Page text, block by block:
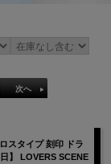
次へ
スタイプ 刻印 ドラ
】 LOVERS SCENE